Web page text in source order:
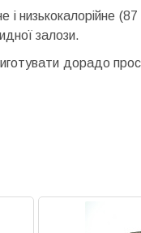
залози.
дорадо